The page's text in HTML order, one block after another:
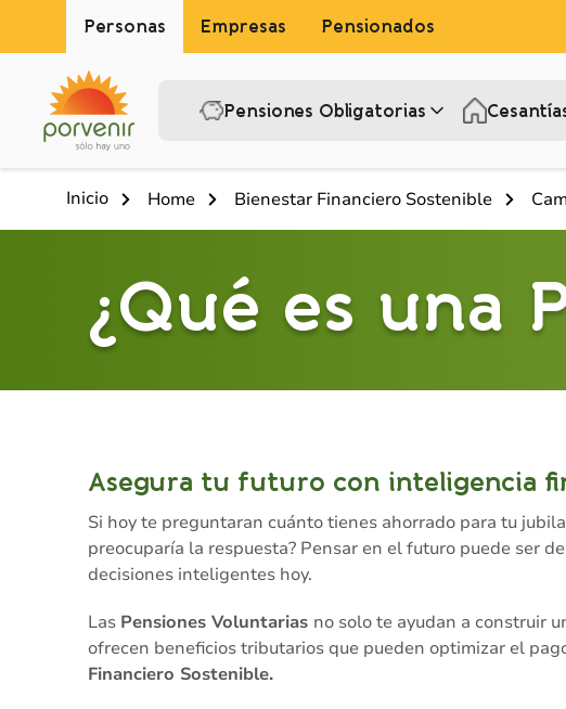
Personas Empresas Pensionados
Pensiones Obligatorias
Inicio Home Bienestar Financiero Sostenible
¿Qué es una
Asegura tu futuro con inteligencia
Si hoy te preguntaran cuánto tienes ahorrado para tu
preocuparía la respuesta? Pensar en el futuro puede ser
decisiones inteligentes hoy.
Las Pensiones Voluntarias no solo te ayudan a construir
ofrecen beneficios tributarios que pueden optimizar el
Financiero Sostenible.